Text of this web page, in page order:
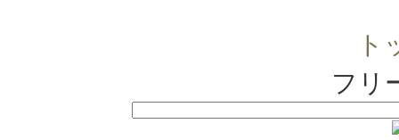
ト
フリ